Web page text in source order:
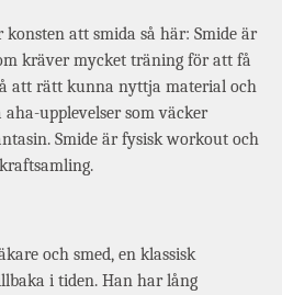
att smida så här: Smide är
kräver mycket träning för att få
att rätt kunna nyttja material och
aha-upplevelser som väcker
Smide är fysisk workout och
och smed, en klassisk
i tiden. Han har lång